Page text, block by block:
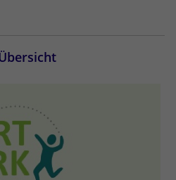
identifiziert die Besucher
Manager, um die gezielte
zu vereinfachen.